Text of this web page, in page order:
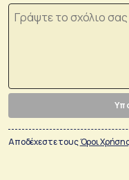
Αποδέχεστε τουςΌροι